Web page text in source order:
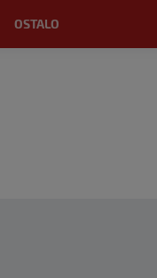
OSTALO